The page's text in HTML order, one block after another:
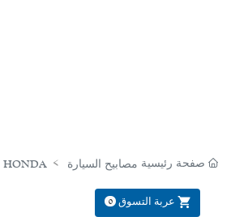
صفحة رئيسية مصابيح السيارة HONDA
عربة التسوق 0